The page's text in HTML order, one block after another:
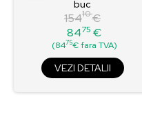
buc
Pret
de
baza
15410€
Pret
8475 €
(8475€ fara TVA)
VEZI DETALII